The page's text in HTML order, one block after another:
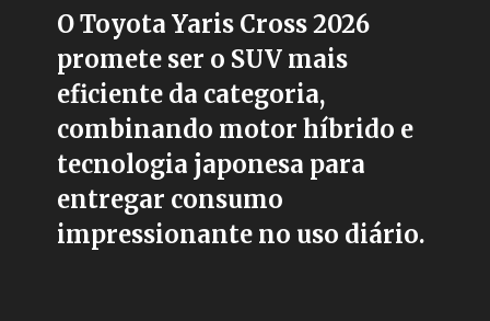
O Toyota Yaris Cross 2026
promete ser o SUV mais
eficiente da categoria,
combinando motor híbrido e
tecnologia japonesa para
entregar consumo
impressionante no uso diário.